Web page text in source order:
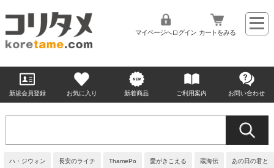
マイページへログイン カートをみる
新規会員登録 お気に入り 新着商品 ご利用案内 お問い合わせ
ハ・ジウォン 長安のライチ ThamePo 愛がきこえる 蔵海伝 あの日の君と